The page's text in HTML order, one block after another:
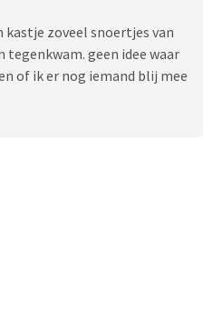
kastje zoveel snoertjes van
geen idee waar
of ik er nog iemand blij mee